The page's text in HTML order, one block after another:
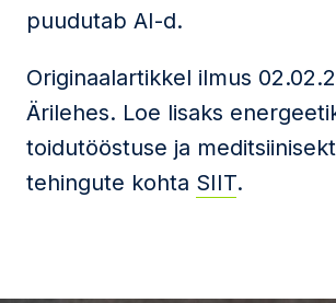
puudutab AI-d.
Originaalartikkel ilmus
Ärilehes. Loe lisaks
toidutööstuse ja
tehingute kohta SIIT.